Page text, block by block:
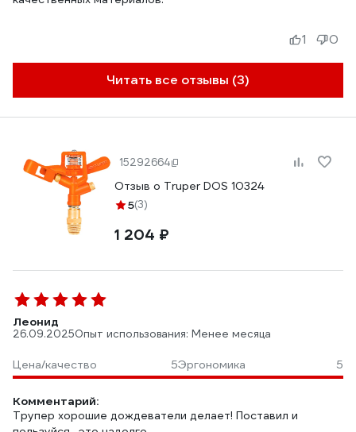
Читать все отзывы (3)
1 0
15292664
Отзыв о Truper DOS 10324
5(3)
1 204 ₽
Леонид
26.09.2025Опыт использования: Менее месяца
Цена/качество 5Эргономика 5
Комментарий:
Трупер хорошие дождеватели делает! Поставил и